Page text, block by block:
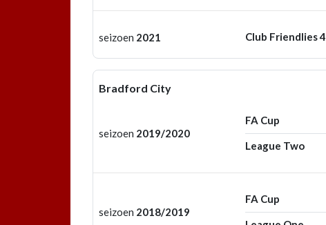
seizoen 2021 Club Friendlies 4
Bradford City
seizoen 2019/2020
FA Cup
League Two
seizoen 2018/2019
FA Cup